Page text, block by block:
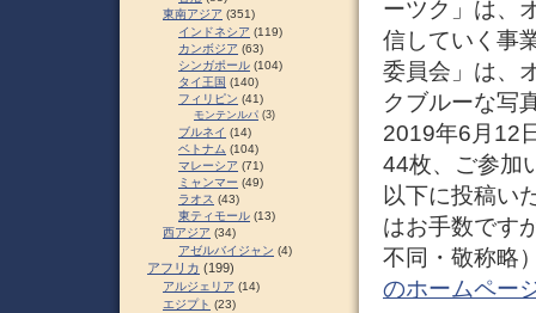
ーツク」は、
信していく事
委員会」は、
クブルーな写
2019年6月12
44枚、ご参加
以下に投稿い
はお手数です
不同・敬称略
のホームペー
東南アジア (351)
インドネシア (119)
カンボジア (63)
シンガポール (104)
タイ王国 (140)
フィリピン (41)
モンテンルパ (3)
ブルネイ (14)
ベトナム (104)
マレーシア (71)
ミャンマー (49)
ラオス (43)
東ティモール (13)
西アジア (34)
アゼルバイジャン (4)
アフリカ (199)
アルジェリア (14)
エジプト (23)